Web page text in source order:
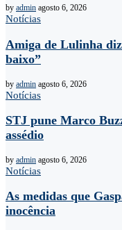
by admin agosto 6, 2026
Notícias
Amiga de Lulinha
baixo”
by admin agosto 6, 2026
Notícias
STJ pune Marco
assédio
by admin agosto 6, 2026
Notícias
As medidas que
inocência